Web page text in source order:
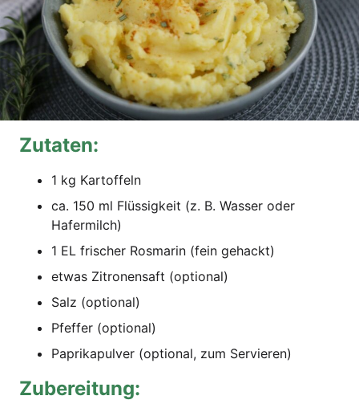
Zuta­ten:
1 kg Kartoffeln
ca. 150 ml Flüs­sig­keit (z. B. Was­ser oder
Hafermilch)
1 EL fri­scher Ros­ma­rin (fein gehackt)
etwas Zitro­nen­saft (optio­nal)
Salz (optio­nal)
Pfef­fer (optio­nal)
Papri­ka­pul­ver (optio­nal, zum Servieren)
Zube­rei­tung: